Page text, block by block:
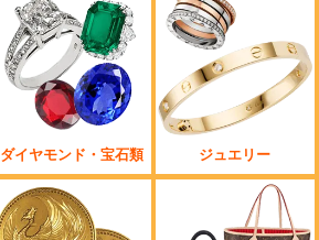
ダイヤモンド・宝石類 ジュエリー